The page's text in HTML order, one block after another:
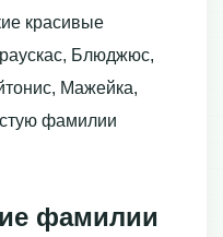
красивые
Блюджюс,
Мажейка,
фамилии
фамилии